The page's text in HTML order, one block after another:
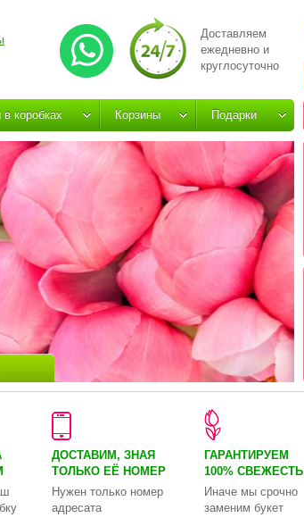
Доставляем
ежедневно и
круглосуточно
коробках Корзины Подарки
ДОСТАВИМ, ЗНАЯ
ТОЛЬКО ЕЁ НОМЕР
Нужен только номер
адресата
ГАРАНТИРУЕМ
100% СВЕЖЕСТЬ
Иначе мы срочно
заменим букет